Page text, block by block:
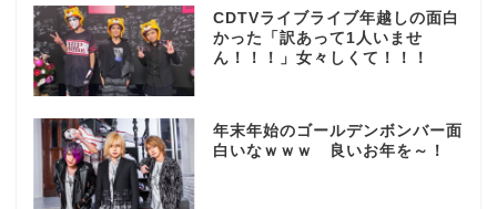
CDTVライブライブ年越しの面白
かった「訳あって1人いませ
ん！！！」女々しくて！！！
年末年始のゴールデンボンバー面
白いなｗｗｗ 良いお年を～！